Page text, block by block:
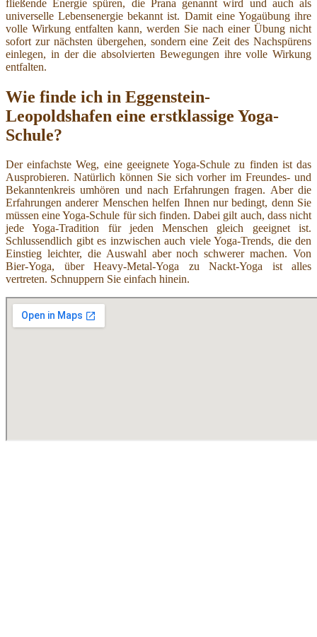
fließende Energie spüren, die Prana genannt wird und auch als
universelle Lebensenergie bekannt ist. Damit eine Yogaübung ihre
volle Wirkung entfalten kann, werden Sie nach einer Übung nicht
sofort zur nächsten übergehen, sondern eine Zeit des Nachspürens
einlegen, in der die absolvierten Bewegungen ihre volle Wirkung
entfalten.
Wie finde ich in Eggenstein-
Leopoldshafen eine erstklassige Yoga-
Schule?
Der einfachste Weg, eine geeignete Yoga-Schule zu finden ist das
Ausprobieren. Natürlich können Sie sich vorher im Freundes- und
Bekanntenkreis umhören und nach Erfahrungen fragen. Aber die
Erfahrungen anderer Menschen helfen Ihnen nur bedingt, denn Sie
müssen eine Yoga-Schule für sich finden. Dabei gilt auch, dass nicht
jede Yoga-Tradition für jeden Menschen gleich geeignet ist.
Schlussendlich gibt es inzwischen auch viele Yoga-Trends, die den
Einstieg leichter, die Auswahl aber noch schwerer machen. Von
Bier-Yoga, über Heavy-Metal-Yoga zu Nackt-Yoga ist alles
vertreten. Schnuppern Sie einfach hinein.